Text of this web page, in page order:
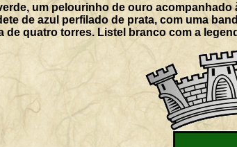
um pelourinho de ouro
de azul perfilado de prata, com uma
de quatro torres. Listel branco com a